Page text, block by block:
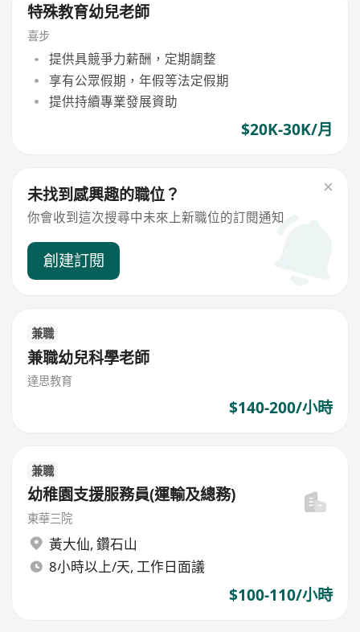
特殊教育幼兒老師
喜步
提供具競爭力薪酬，定期調整
享有公眾假期，年假等法定假期
提供持續專業發展資助
$20K-30K/月
未找到感興趣的職位？
你會收到這次搜尋中未來上新職位的訂閱通知
創建訂閱
兼職
兼職幼兒科學老師
達思教育
$140-200/小時
兼職
幼稚園支援服務員(運輸及總務)
東華三院
黃大仙, 鑽石山
8小時以上/天, 工作日面議
$100-110/小時